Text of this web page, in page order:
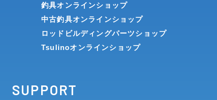
釣具オンラインショップ
中古釣具オンラインショップ
ロッドビルディングパーツショップ
Tsulinoオンラインショップ
SUPPORT